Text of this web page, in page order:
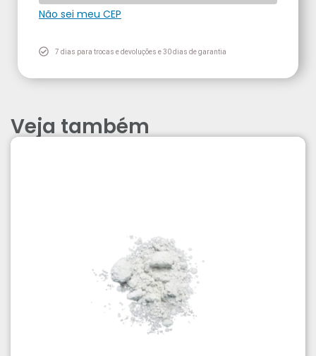
Não sei meu CEP
7 dias para trocas e devoluções e 30 dias de garantia
Veja também